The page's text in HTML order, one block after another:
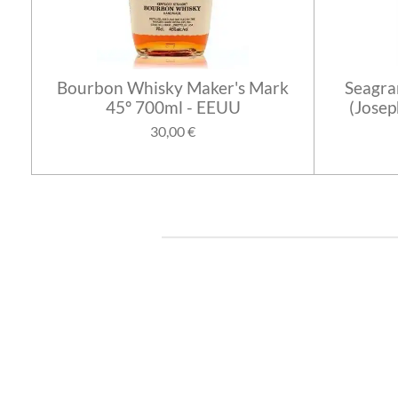
Bourbon Whisky Maker's Mark
45º 700ml - EEUU
30,00 €